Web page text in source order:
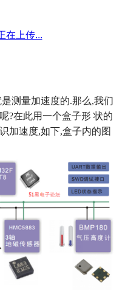
是测量加速度的.那么,我们
?在此用一个盒子形 状的
加速度,如下,盒子内的图